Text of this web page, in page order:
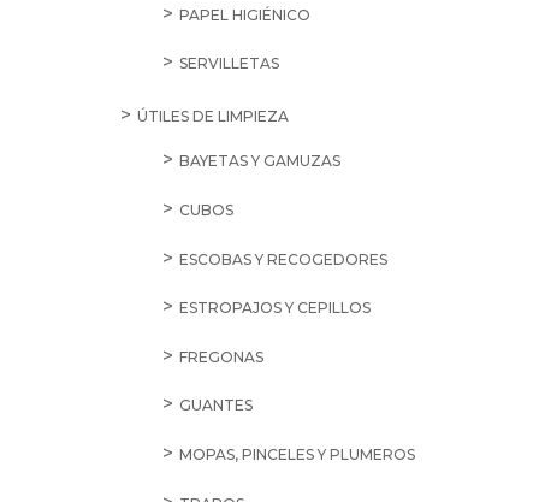
PAPEL HIGIÉNICO
SERVILLETAS
ÚTILES DE LIMPIEZA
BAYETAS Y GAMUZAS
CUBOS
ESCOBAS Y RECOGEDORES
ESTROPAJOS Y CEPILLOS
FREGONAS
GUANTES
MOPAS, PINCELES Y PLUMEROS